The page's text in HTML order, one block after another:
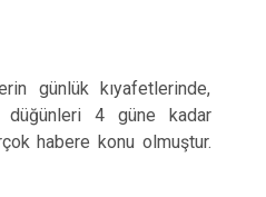
günlük kıyafetlerinde,
düğünleri 4 güne kadar
habere konu olmuştur.